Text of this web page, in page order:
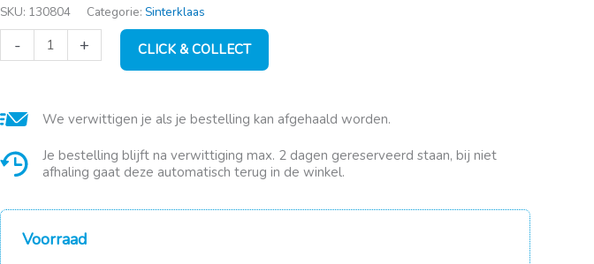
SKU: 130804 Categorie: Sinterklaas
-
serveerwagen+ CLICK & COLLECT
We verwittigen je als je bestelling kan afgehaald worden.
Je bestelling blijft na verwittiging max. 2 dagen gereserveerd staan, bij niet
afhaling gaat deze automatisch terug in de winkel.
Voorraad